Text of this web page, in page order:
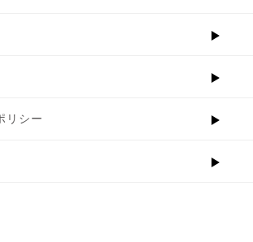
リシー